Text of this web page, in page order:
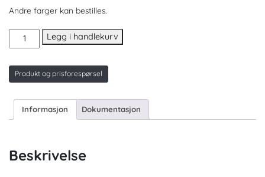
Andre farger kan bestilles.
Optima
Ø100
farger
antall
Legg i handlekurv
Produkt og prisforespørsel
Informasjon Dokumentasjon
Beskrivelse